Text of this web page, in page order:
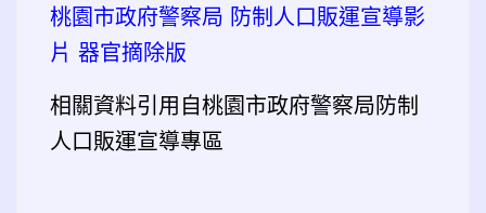
桃園市政府警察局 防制人口販運宣導影
片 器官摘除版
相關資料引用自桃園市政府警察局防制
人口販運宣導專區